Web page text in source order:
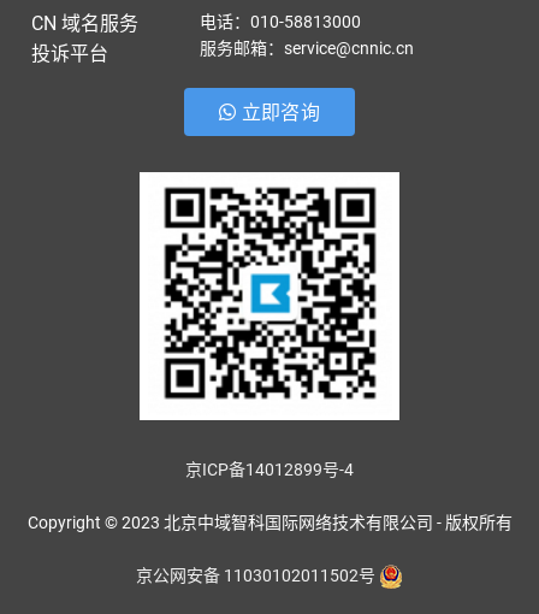
CN 域名服务
投诉平台
电话：010-58813000
服务邮箱：service@cnnic.cn
立即咨询
京ICP备14012899号-4
Copyright © 2023 北京中域智科国际网络技术有限公司 - 版权所有
京公网安备 11030102011502号